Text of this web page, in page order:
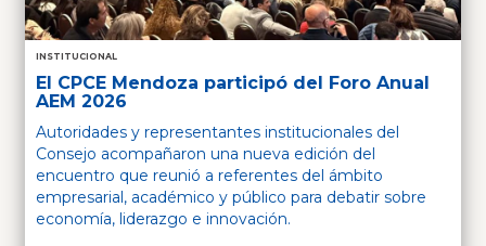
INSTITUCIONAL
El CPCE Mendoza participó del Foro Anual
AEM 2026
Autoridades y representantes institucionales del
Consejo acompañaron una nueva edición del
encuentro que reunió a referentes del ámbito
empresarial, académico y público para debatir sobre
economía, liderazgo e innovación.